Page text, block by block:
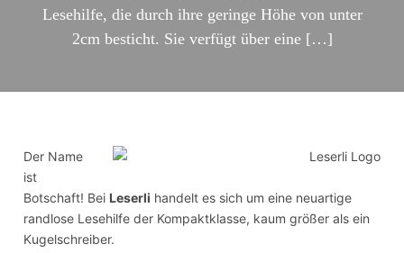
Lesehilfe, die durch ihre geringe Höhe von unter
2cm besticht. Sie verfügt über eine […]
Der Name
ist
Botschaft! Bei Leserli handelt es sich um eine neuartige
randlose Lesehilfe der Kompaktklasse, kaum größer als ein
Kugelschreiber.